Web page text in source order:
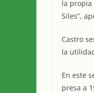
la propia
Siles”,
Castro
la
En este
presa a